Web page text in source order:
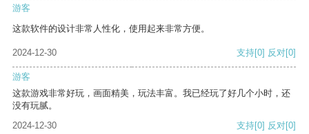
游客
这款软件的设计非常人性化，使用起来非常方便。
2024-12-30 支持[0] 反对[0]
游客
这款游戏非常好玩，画面精美，玩法丰富。我已经玩了好几个小时，还
没有玩腻。
2024-12-30
支持[0] 反对[0]